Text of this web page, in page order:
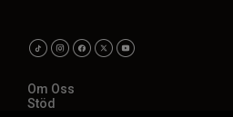
Om Oss
Stöd